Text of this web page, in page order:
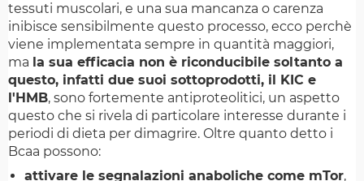
tessuti muscolari, e una sua mancanza o carenza
inibisce sensibilmente questo processo, ecco perchè
viene implementata sempre in quantità maggiori,
ma la sua efficacia non è riconducibile soltanto a
questo, infatti due suoi sottoprodotti, il KIC e
l'HMB, sono fortemente antiproteolitici, un aspetto
questo che si rivela di particolare interesse durante i
periodi di dieta per dimagrire. Oltre quanto detto i
Bcaa possono:
attivare le segnalazioni anaboliche come mTor,